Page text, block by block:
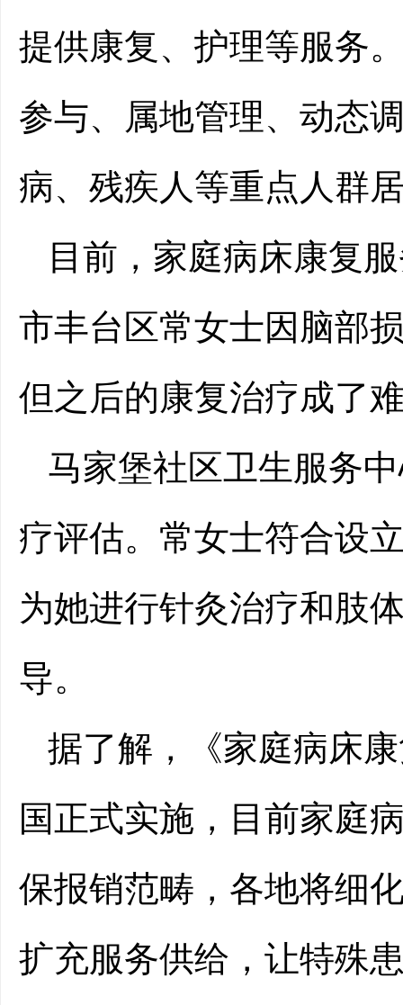
提供康复、护理等服务
参与、属地管理、动态
病、残疾人等重点人群
目前，家庭病床康复
市丰台区常女士因脑部
但之后的康复治疗成了
马家堡社区卫生服务
疗评估。常女士符合设
为她进行针灸治疗和肢
导。
据了解，《家庭病床
国正式实施，目前家庭
保报销范畴，各地将细
扩充服务供给，让特殊